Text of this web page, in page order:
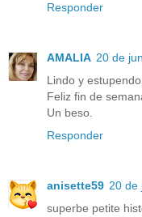
Responder
AMALIA 20 de
Lindo y
Feliz fin de
Un beso.
Responder
anisette59 20 de
superbe petite